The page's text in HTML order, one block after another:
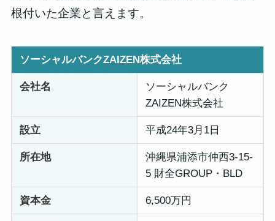
根付いた企業と言えます。
ソーシャルバンクZAIZEN株式会社
会社名
ソーシャルバンク
ZAIZEN株式会社
設立 平成24年3月1日
所在地
沖縄県浦添市仲西3-15-
5 財全GROUP・BLD
資本金 6,500万円